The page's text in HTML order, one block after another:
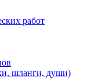
работ
шланги, души)